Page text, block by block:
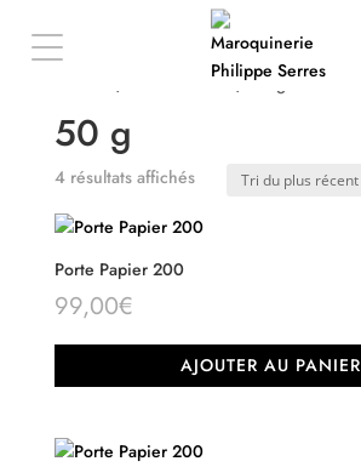
/ Produit Poids / 50 g
50 g
4 résultats affichésTrié
plus
ancien
Porte Papier 200
99,00€
AJOUTER AU PANIER